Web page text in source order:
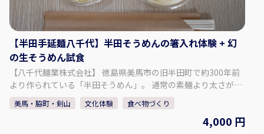
人数】 1名 【最大催行人数】 9名 ※10名以上の場合は要相談
【所要時間】 約6時間35分 【集合場所】 大歩危駅 ※大歩危駅以
外の集合場所は要相談 【注意事項】 ・タクシー運転手兼ガイド
が同行する ・添乗員が同行しない ・英語ガイドが必要な場合は
要相談（別途料金必要） ・スケジュール変更（時間・場所）の
場合は要相談 ・徳島駅（汽車）から来る方は9時出発（10時41
分着）の汽車に乗ってください。 ・ゴールデンウィークなどの
混雑期における交通渋滞等、当社の管理し得ない事由により予
定通りの運行が不可能な場合は、安全運行を優先し、行程の一
【半田手延麺八千代】半田そうめんの箸入れ体験 + 幻
の生そうめん試食
【八千代麺業株式会社】 徳島県美馬市の旧半田町で約300年前
より作られている「半田そうめん」。 通常の素麺より太さがあ
るのが特徴で、その唯一無二のコシの強さ・食感は多くのファ
ンを抱えています。 【プラン内容】 この体験では、そんな半田
そうめんの工場を見学して、製造過程の一部である「箸入れ作
美馬・脇町・剣山 文化体験 食べ物づくり
4,000 円